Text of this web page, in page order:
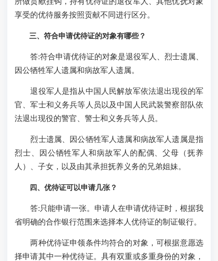
享受的优待服务按照贡献不同进行区分。
三、符合申请优待证的对象有哪些？
答:符合申请优待证的对象是退役军人、烈士遗属、
因公牺牲军人遗属和病故军人遗属。
退役军人是指从中国人民解放军依法退出现役的军
官、军士和义务兵等人员以及中国人民武装警察部队依
法退出现役的警官、警士和义务兵等人员。
烈士遗属、因公牺牲军人遗属和病故军人遗属是指
烈士、因公牺牲军人和病故军人的配偶、父母（抚养
人）、子女，以及由其承担抚养义务的兄弟姐妹。
四、优待证可以申请几张？
答:只能申请一张。申请人在申请优待证时，根据我
省明确的合作银行范围来选择本人优待证的制证银行。
两种优待证申领条件均符合的对象，可根据意愿选
择申请其中一种优待证。具有双重或多重身份的对象，